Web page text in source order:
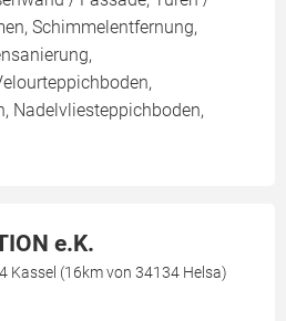
Schimmelentfernung,
Nadelvliesteppichboden,
e.K.
Kassel (16km von 34134 Helsa)